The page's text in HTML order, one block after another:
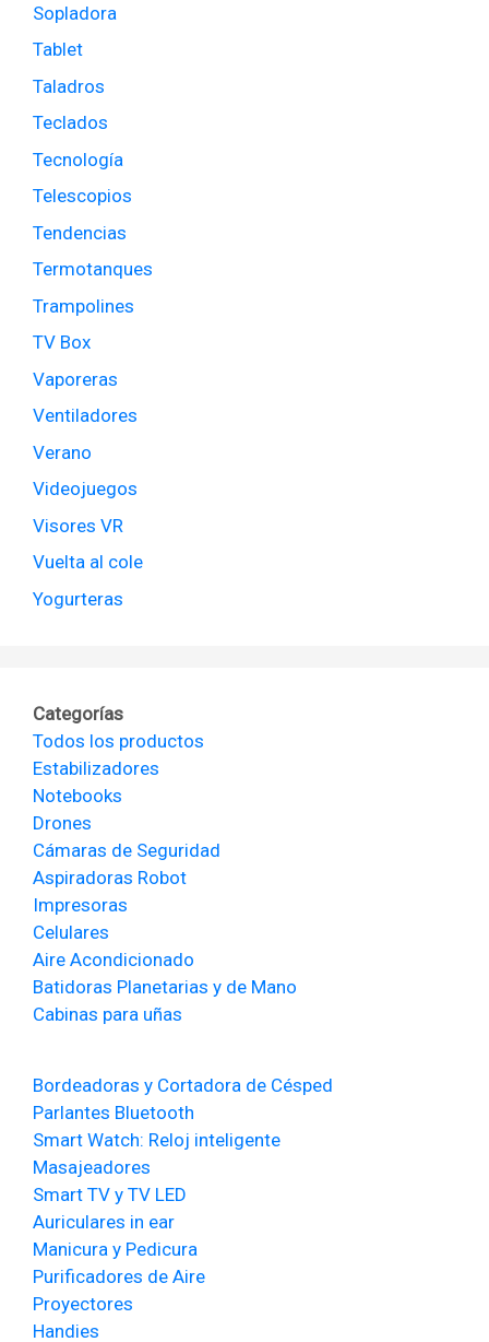
Sopladora
Tablet
Taladros
Teclados
Tecnología
Telescopios
Tendencias
Termotanques
Trampolines
TV Box
Vaporeras
Ventiladores
Verano
Videojuegos
Visores VR
Vuelta al cole
Yogurteras
Categorías
Todos los productos
Estabilizadores
Notebooks
Drones
Cámaras de Seguridad
Aspiradoras Robot
Impresoras
Celulares
Aire Acondicionado
Batidoras Planetarias y de Mano
Cabinas para uñas
Bordeadoras y Cortadora de Césped
Parlantes Bluetooth
Smart Watch: Reloj inteligente
Masajeadores
Smart TV y TV LED
Auriculares in ear
Manicura y Pedicura
Purificadores de Aire
Proyectores
Handies